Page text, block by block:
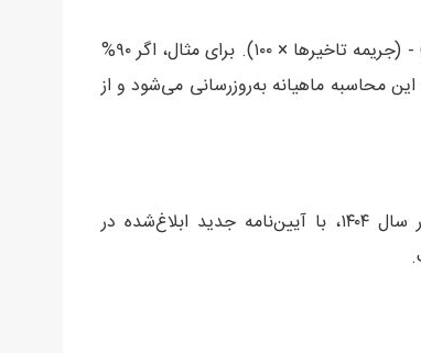
فرمول ساده‌شده: امتیاز = (نمره پایه ۵۰۰) + (ضریب مثبت بازپرداخت × ۲۰۰) - (جریمه تاخیرها × ۱۰۰). برای مثال، اگر ۹۰%
امتیاز پایه‌تان به ۶۵۰ نزدیک می‌شود. این محاسبه ماهیانه به‌روزرسانی می‌شود و از
داشتن رتبه A3 مزایای ملموسی دارد که فراتر از وام‌های بانکی است. در سال ۱۴۰۴، با آیین‌نامه جدید ابلاغ‌شده در